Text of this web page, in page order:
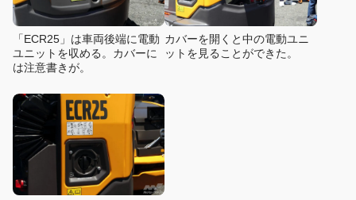
「ECR25」は車両後端に電動
ユニットを収める。カバーに
は注意書きが。
カバーを開くと中の電動ユニ
ットを見ることができた。